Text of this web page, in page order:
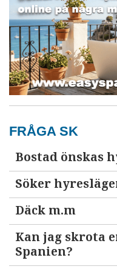
FRÅGA SK
Bostad önskas
Söker
Däck m.m
Kan jag skrota
Spanien?